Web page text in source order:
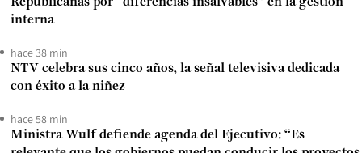
interna
hace 38 min
NTV celebra sus cinco años, la señal televisiva dedicada
con éxito a la niñez
hace 58 min
Ministra Wulf defiende agenda del Ejecutivo: “Es